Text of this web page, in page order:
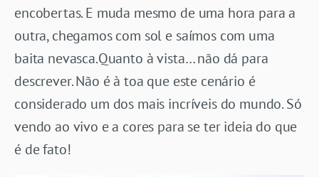
encobertas. E muda mesmo de uma hora para a
outra, chegamos com sol e saímos com uma
baita nevasca.Quanto à vista… não dá para
descrever. Não é à toa que este cenário é
considerado um dos mais incríveis do mundo. Só
vendo ao vivo e a cores para se ter ideia do que
é de fato!